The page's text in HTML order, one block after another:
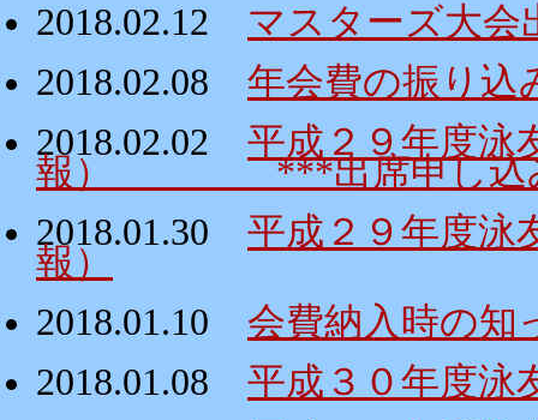
2018.02.12
マスターズ大会
2018.02.08
年会費の振り込
2018.02.02
平成２９年度泳
報） ***出席申し込み
2018.01.30
平成２９年度泳
報）
2018.01.10
会費納入時の知
2018.01.08
平成３０年度泳